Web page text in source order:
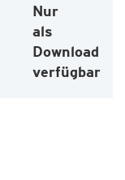
Nur
als
Download
verfügbar